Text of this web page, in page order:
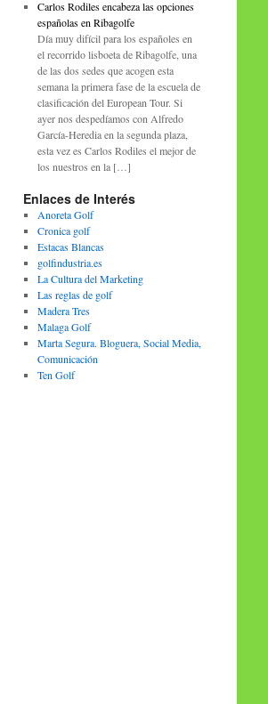
Carlos Rodiles encabeza las opciones
españolas en Ribagolfe
Día muy difícil para los españoles en
el recorrido lisboeta de Ribagolfe, una
de las dos sedes que acogen esta
semana la primera fase de la escuela de
clasificación del European Tour. Si
ayer nos despedíamos con Alfredo
García-Heredia en la segunda plaza,
esta vez es Carlos Rodiles el mejor de
los nuestros en la […]
Enlaces de Interés
Anoreta Golf
Cronica golf
Estacas Blancas
golfindustria.es
La Cultura del Marketing
Las reglas de golf
Madera Tres
Malaga Golf
Marta Segura. Bloguera, Social Media,
Comunicación
Ten Golf